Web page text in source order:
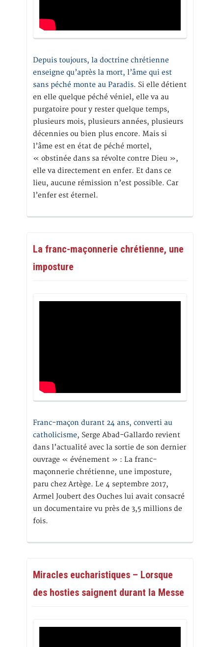
Depuis toujours, la doctrine chrétienne
enseigne qu’après la mort, l’âme qui est
sans péché monte au Paradis. Si elle détient
en elle quelque péché véniel, elle va au
purgatoire pour y rester quelque temps,
plusieurs mois, plusieurs années, plusieurs
décennies ou bien plus encore. Mais si
l’âme est en état de péché mortel,
« obstinée dans sa révolte contre Dieu »,
elle va directement en enfer. Et dans ce
lieu, aucune rémission n’est possible. Car
l’enfer est éternel.
La franc-maçonnerie chrétienne, une
imposture
Franc-maçon durant 24 ans, converti au
catholicisme, Serge Abad-Gallardo revient
dans l’actualité avec la sortie de son dernier
ouvrage « événement » : La franc-
maçonnerie chrétienne, une imposture,
paru chez Artège. Le 4 septembre 2017,
Armel Joubert des Ouches lui avait consacré
un documentaire vu près de 3,5 millions de
fois.
Miracles eucharistiques – Lorsque
des hosties saignent durant la Messe